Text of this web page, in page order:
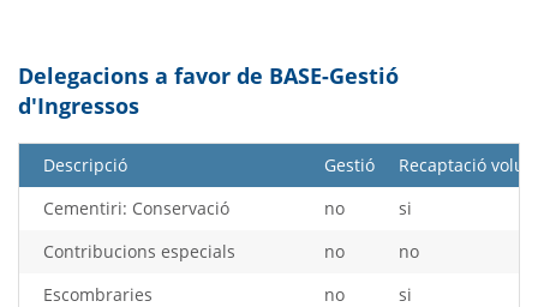
Delegacions a favor de BASE-Gestió
d'Ingressos
Descripció Gestió
Recaptació
Cementiri: Conservació
no
si
Contribucions especials
no
no
Escombraries
no
si